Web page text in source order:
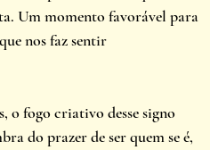
Um momento favorável para
nos faz sentir
o fogo criativo desse signo
do prazer de ser quem se é,